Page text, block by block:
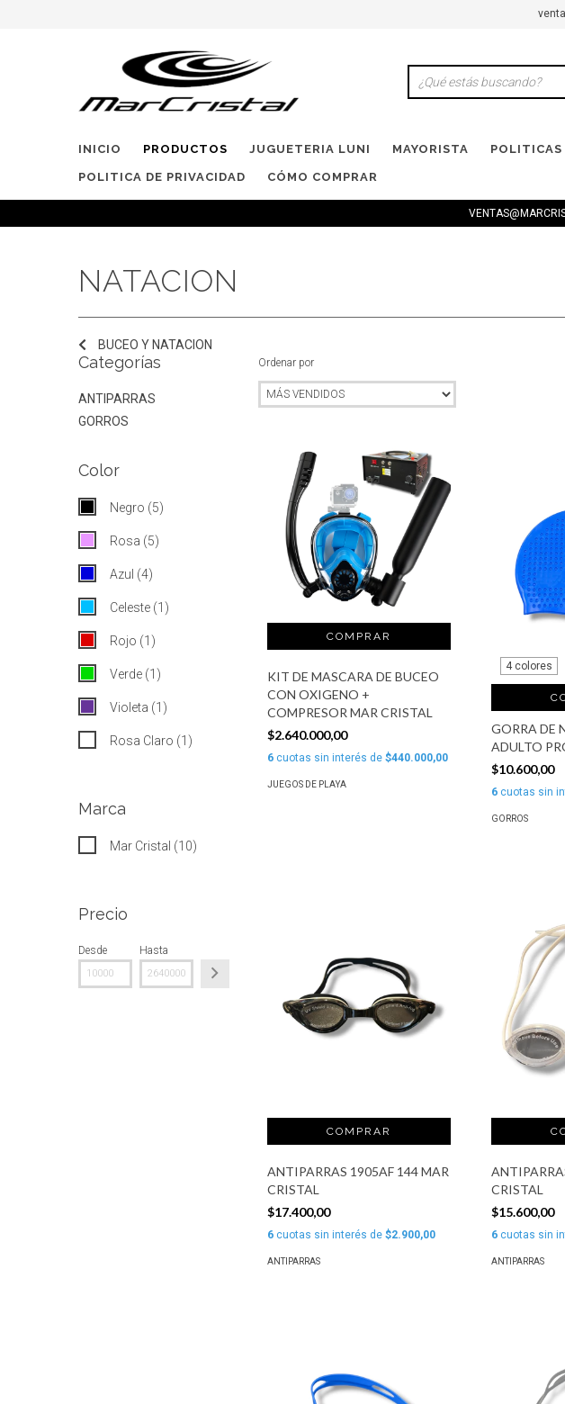
INICIO PRODUCTOS JUGUETERIA LUNI MAYORISTA POLITICAS
POLITICA DE PRIVACIDAD CÓMO COMPRAR
NATACION
BUCEO Y NATACION
Categorías
ANTIPARRAS
GORROS
Color
Negro (5)
Rosa (5)
Azul (4)
Celeste (1)
Rojo (1)
Verde (1)
Violeta (1)
Rosa Claro (1)
Marca
Mar Cristal (10)
Precio
Desde Hasta
Ordenar por
KIT DE MASCARA DE BUCEO
CON OXIGENO +
COMPRESOR MAR CRISTAL
$2.640.000,00
6 cuotas sin interés de $440.000,00
JUEGOS DE PLAYA
4 colores
GORRA DE
ADULTO
$10.600,00
6cuotas sin
GORROS
ANTIPARRAS 1905AF 144 MAR
CRISTAL
$17.400,00
6 cuotas sin interés de $2.900,00
ANTIPARRAS
CRISTAL
$15.600,00
6cuotas sin
ANTIPARRAS